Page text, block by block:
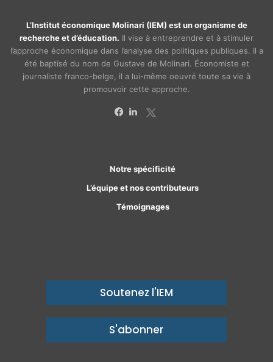
L’Institut économique Molinari (IEM) est un organisme de
recherche et d’éducation. Il vise à entreprendre et à stimuler
l’approche économique dans l’analyse des politiques publiques. Il a
été baptisé du nom de Gustave de Molinari. Économiste et
journaliste franco-belge, il a lui-même oeuvré toute sa vie à
promouvoir cette approche.
Notre spécificité
L’équipe et nos contributeurs
Témoignages
Soutenez l'IEM
S'abonner